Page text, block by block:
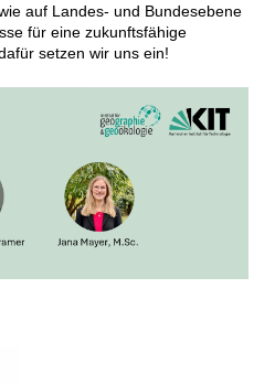
auf Landes- und Bundesebene
für eine zukunftsfähige
setzen wir uns ein!